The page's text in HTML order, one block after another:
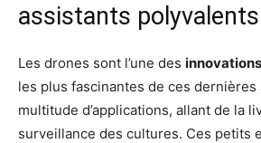
assistants polyvalents
Les drones sont l’une des
les plus fascinantes de ces
multitude d’applications, allant de la
surveillance des cultures. Ces petits